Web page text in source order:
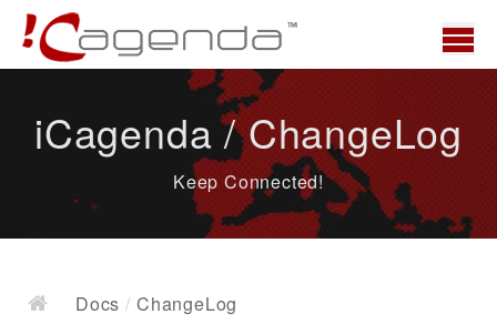
News
Docs
iCagenda / ChangeLog
Keep Connected!
Docs / ChangeLog